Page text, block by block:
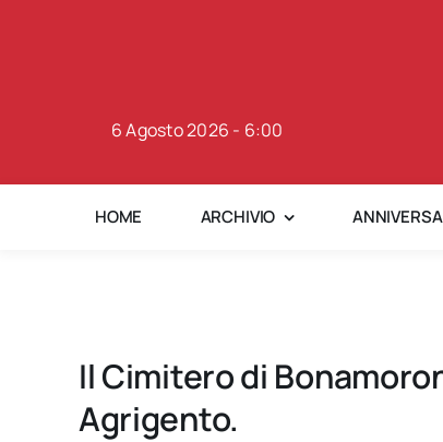
6 Agosto 2026 - 6:00
HOME ARCHIVIO
Il Cimitero di
Agrigento.